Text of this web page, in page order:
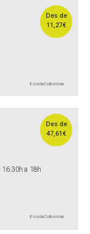
Des de
11,27€
Escola Collserola
Des de
47,61€
a 18h
Escola Collserola